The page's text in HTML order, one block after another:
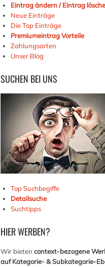
Eintrag ändern / Eintrag
Neue Einträge
Die Top Einträge
Premiumeintrag Vorteile
Zahlungsarten
Unser Blog
SUCHEN BEI UNS
Top Suchbegiffe
Detailsuche
Suchtipps
HIERWERBEN?
Wir bieten context-bezogene
auf Kategorie- & Subkategorie-